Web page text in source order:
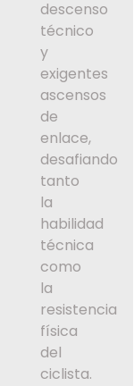
descenso
técnico
y
exigentes
ascensos
de
enlace,
desafiando
tanto
la
habilidad
técnica
como
la
resistencia
física
del
ciclista.